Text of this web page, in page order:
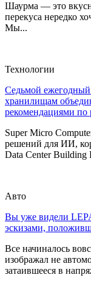
Шаурма — это
перекуса нередко
Мы...
Технологии
Седьмой
хранилищам
рекомендациями
Super Micro
решений для ИИ,
Data Center Building
Авто
Вы уже видели
эскизами,
Все начиналось
изображал не
затаившееся в